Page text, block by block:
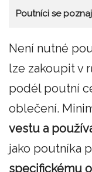
Poutníci se
Není nutné
lze zakoupit v
podél poutní
oblečení.
vestu a
jako poutníka
specifickému